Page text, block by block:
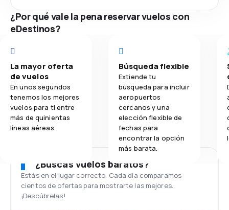
¿Por qué vale la pena reservar vuelos con
eDestinos?
La mayor oferta
de vuelos
En unos segundos
tenemos los mejores
vuelos para ti entre
más de quinientas
líneas aéreas.
Búsqueda flexible
Extiende tu
búsqueda para incluir
aeropuertos
cercanos y una
elección flexible de
fechas para
encontrar la opción
más barata.
¿Buscas vuelos baratos?
Estás en el lugar correcto. Cada día comparamos
cientos de ofertas para mostrarte las mejores.
¡Descúbrelas!